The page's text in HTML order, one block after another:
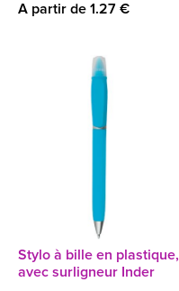
A partir de 1.27 €
Stylo à bille en plastique,
avec surligneur Inder